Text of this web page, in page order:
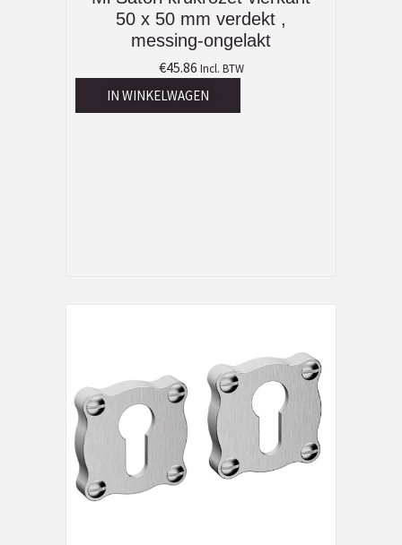
50 x 50 mm verdekt ,
messing-ongelakt
€45.86 Incl. BTW
IN WINKELWAGEN